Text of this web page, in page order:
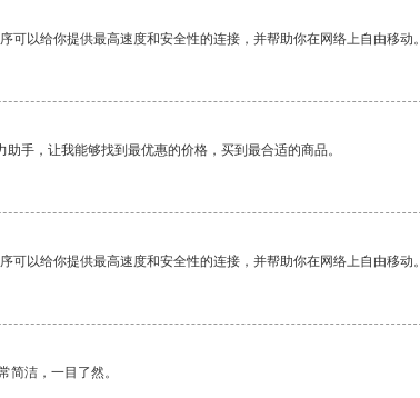
可以给你提供最高速度和安全性的连接，并帮助你在网络上自由移动。
手，让我能够找到最优惠的价格，买到最合适的商品。
可以给你提供最高速度和安全性的连接，并帮助你在网络上自由移动。
简洁，一目了然。